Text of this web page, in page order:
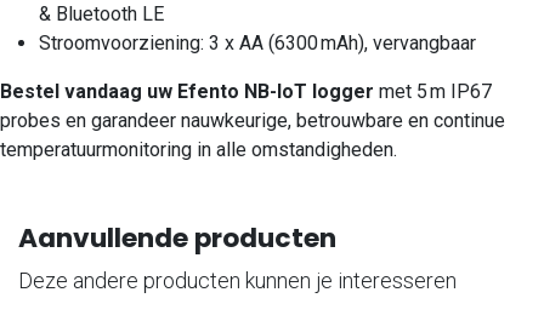
& Bluetooth LE
Stroomvoorziening: 3 x AA (6300 mAh), vervangbaar
Bestel vandaag uw Efento NB-IoT logger met 5 m IP67
probes en garandeer nauwkeurige, betrouwbare en continue
temperatuurmonitoring in alle omstandigheden.
Aanvullende producten
Deze andere producten kunnen je interesseren